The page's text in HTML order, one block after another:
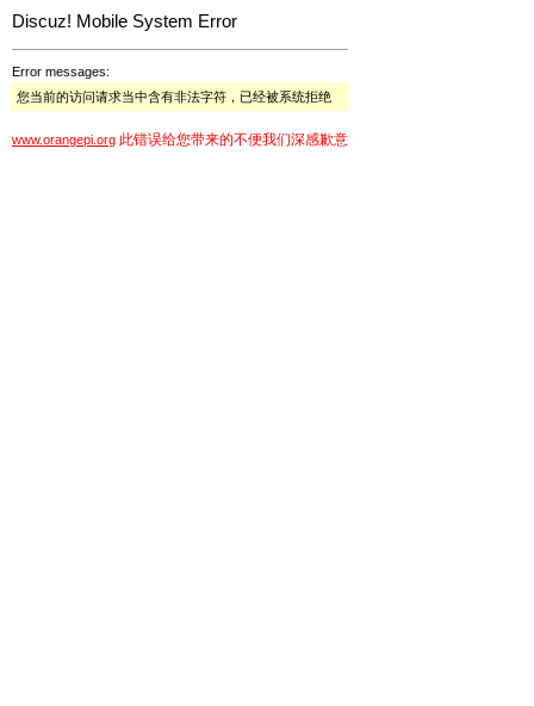
Discuz! Mobile System Error
Error messages:
您当前的访问请求当中含有非法字符，已经被系统拒绝
www.orangepi.org 此错误给您带来的不便我们深感歉意